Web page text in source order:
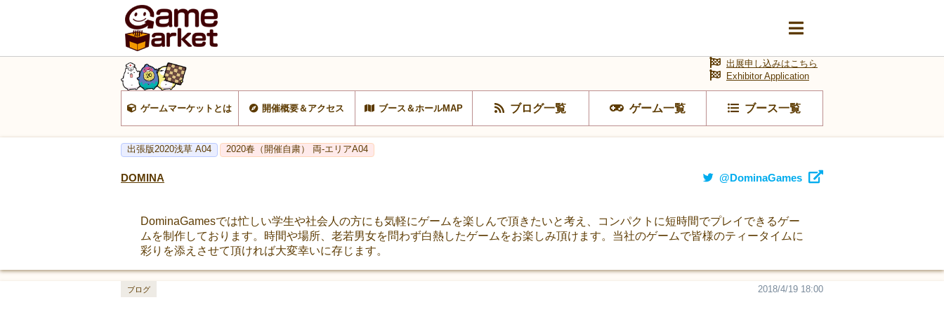
ゲームマーケットとは 開催概要＆アクセス ブース＆ホールMAP ブログ一覧 ゲーム一覧 ブース一覧
出展申し込みはこちら
Exhibitor Application
出張版2020浅草 A04 2020春（開催自粛） 両-エリアA04
DOMINA @DominaGames
DominaGamesでは忙しい学生や社会人の方にも気軽にゲームを楽しんで頂きたいと考え、コンパクトに短時間でプレイできるゲー
ムを制作しております。時間や場所、老若男女を問わず白熱したゲームをお楽しみ頂けます。当社のゲームで皆様のティータイムに
彩りを添えさせて頂ければ大変幸いに存じます。
2018/4/19 18:00
ブログ